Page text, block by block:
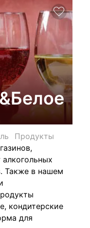
Продукты
Также в нашем
кондитерские
для